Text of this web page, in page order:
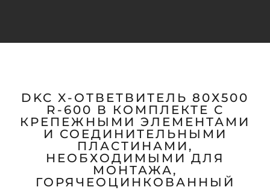
DKC X-ОТВЕТВИТЕЛЬ 80Х500
R-600 В КОМПЛЕКТЕ С
КРЕПЕЖНЫМИ ЭЛЕМЕНТАМИ
И СОЕДИНИТЕЛЬНЫМИ
ПЛАСТИНАМИ,
НЕОБХОДИМЫМИ ДЛЯ
МОНТАЖА,
ГОРЯЧЕОЦИНКОВАННЫЙ